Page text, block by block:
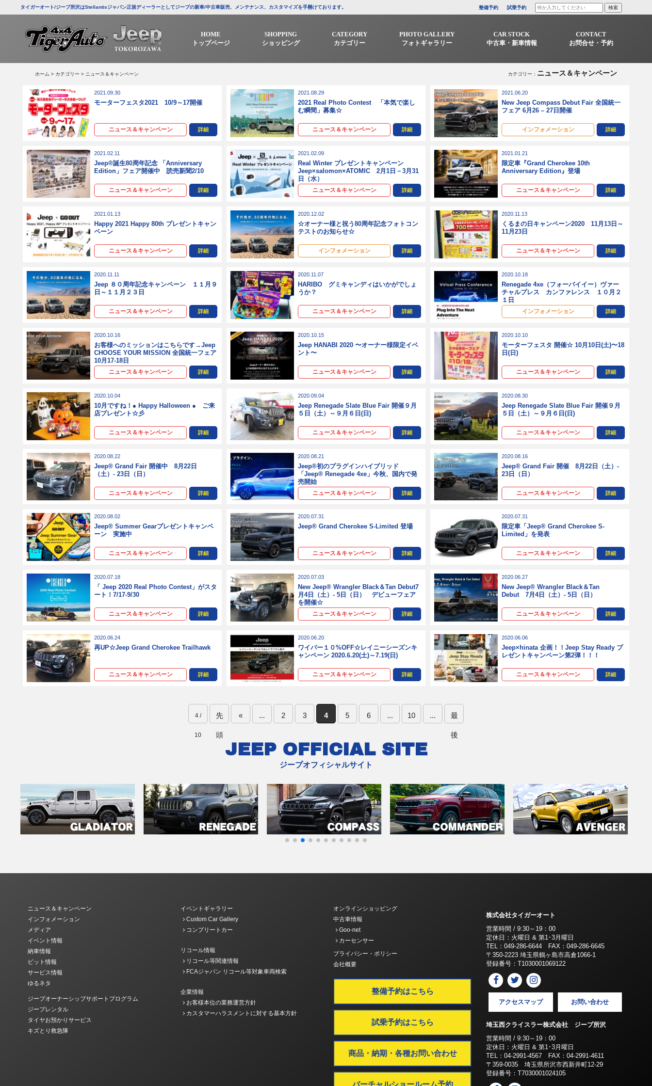
タイガーオート/ジープ所沢はStellantisジャパン正規ディーラーとしてジープの新車/中古車販売、メンテナンス、カスタマイズを手懸けております。 整備予約 試乗予約
HOME
トップページ
SHOPPING
ショッピング
CATEGORY
カテゴリー
PHOTO GALLERY
フォトギャラリー
CAR STOCK
中古車・新車情報
CONTACT
お問合せ・予約
ホーム > カテゴリー > ニュース＆キャンペーン カテゴリー： ニュース＆キャンペーン
2021.09.30
モーターフェスタ2021 10/9～17開催
ニュース＆キャンペーン 詳細
2021.08.29
2021 Real Photo Contest 「本気で楽し
む瞬間」募集☆
ニュース＆キャンペーン 詳細
2021.06.20
New Jeep Compass Debut Fair 全国統一
フェア 6月26 – 27日開催
インフォメーション 詳細
2021.02.11
Jeep®誕生80周年記念 「Anniversary
Edition」フェア開催中 読売新聞2/10
ニュース＆キャンペーン 詳細
2021.02.09
Real Winter プレゼントキャンペーン
Jeep×salomon×ATOMIC 2月1日－3月31
日（水）
ニュース＆キャンペーン 詳細
2021.01.21
限定車『Grand Cherokee 10th
Anniversary Edition』登場
ニュース＆キャンペーン 詳細
2021.01.13
Happy 2021 Happy 80th プレゼントキャン
ペーン
ニュース＆キャンペーン 詳細
2020.12.02
☆オーナー様と祝う80周年記念フォトコン
テストのお知らせ☆
インフォメーション 詳細
2020.11.13
くるまの日キャンペーン2020 11月13日～
11月23日
ニュース＆キャンペーン 詳細
2020.11.11
Jeep ８０周年記念キャンペーン １１月９
日～１１月２３日
ニュース＆キャンペーン 詳細
2020.11.07
HARIBO グミキャンディはいかがでしょ
うか？
ニュース＆キャンペーン 詳細
2020.10.18
Renegade 4xe（フォーバイイー）ヴァー
チャルプレス カンファレンス １０月２
１日
インフォメーション 詳細
2020.10.16
お客様へのミッションはこちらです→Jeep
CHOOSE YOUR MISSION 全国統一フェア
10月17-18日
ニュース＆キャンペーン 詳細
2020.10.15
Jeep HANABI 2020 〜オーナー様限定イベ
ント〜
ニュース＆キャンペーン 詳細
2020.10.10
モーターフェスタ 開催☆ 10月10日(土)〜18
日(日)
ニュース＆キャンペーン 詳細
2020.10.04
10月ですね！● Happy Halloween ● ご来
店プレゼント☆彡
ニュース＆キャンペーン 詳細
2020.09.04
Jeep Renegade Slate Blue Fair 開催９月
５日（土）～９月６日(日)
ニュース＆キャンペーン 詳細
2020.08.30
Jeep Renegade Slate Blue Fair 開催９月
５日（土）～９月６日(日)
ニュース＆キャンペーン 詳細
2020.08.22
Jeep® Grand Fair 開催中 8月22日
（土）- 23日（日）
ニュース＆キャンペーン 詳細
2020.08.21
Jeep®初のプラグインハイブリッド
「Jeep® Renegade 4xe」今秋、国内で発
売開始
ニュース＆キャンペーン 詳細
2020.08.16
Jeep® Grand Fair 開催 8月22日（土）-
23日（日）
ニュース＆キャンペーン 詳細
2020.08.02
Jeep® Summer Gearプレゼントキャンペ
ーン 実施中
ニュース＆キャンペーン 詳細
2020.07.31
Jeep® Grand Cherokee S-Limited 登場
ニュース＆キャンペーン 詳細
2020.07.31
限定車「Jeep® Grand Cherokee S-
Limited」を発表
ニュース＆キャンペーン 詳細
2020.07.18
「 Jeep 2020 Real Photo Contest」がスタ
ート！7/17-9/30
ニュース＆キャンペーン 詳細
2020.07.03
New Jeep® Wrangler Black＆Tan Debut7
月4日（土）- 5日（日） デビューフェア
を開催☆
ニュース＆キャンペーン 詳細
2020.06.27
New Jeep® Wrangler Black＆Tan
Debut 7月4日（土）- 5日（日）
ニュース＆キャンペーン 詳細
2020.06.24
再UP☆Jeep Grand Cherokee Trailhawk
ニュース＆キャンペーン 詳細
2020.06.20
ワイパー１０%OFF☆レイニーシーズンキ
ャンペーン 2020.6.20(土)～7.19(日)
ニュース＆キャンペーン 詳細
2020.06.06
Jeep×hinata 企画！！Jeep Stay Ready プ
レゼントキャンペーン第2弾！！！
ニュース＆キャンペーン 詳細
4 /
10
先
頭
« ... 2 3 4 5 6 ... 10 ... 最
後
JEEP OFFICIAL SITE
ジープオフィシャルサイト
ニュース＆キャンペーン
インフォメーション
メディア
イベント情報
納車情報
ピット情報
サービス情報
ゆるネタ
ジープオーナーシップサポートプログラム
ジープレンタル
タイヤお預かりサービス
キズとり救急隊
イベントギャラリー
Custom Car Gallery
コンプリートカー
リコール情報
リコール等関連情報
FCAジャパン リコール等対象車両検索
企業情報
お客様本位の業務運営方針
カスタマーハラスメントに対する基本方針
オンラインショッピング
中古車情報
Goo-net
カーセンサー
プライバシー・ポリシー
会社概要
整備予約はこちら
試乗予約はこちら
商品・納期・各種お問い合わせ
株式会社タイガーオート
営業時間 / 9:30～19：00
定休日：火曜日 & 第1･3月曜日
TEL：049-286-6644 FAX：049-286-6645
〒350-2223 埼玉県鶴ヶ島市高倉1066-1
登録番号：T1030001069122
アクセスマップ お問い合わせ
埼玉西クライスラー株式会社 ジープ所沢
営業時間 / 9:30～19：00
定休日：火曜日 & 第1･3月曜日
TEL：04-2991-4567 FAX：04-2991-4611
〒359-0035 埼玉県所沢市西新井町12-29
登録番号：T7030001024105